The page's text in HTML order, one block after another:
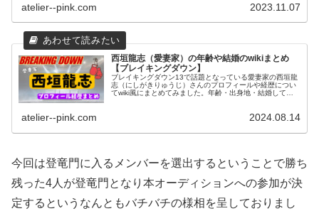
atelier--pink.com 2023.11.07
西垣龍志（愛妻家）の年齢や結婚のwikiまとめ
【ブレイキングダウン】
ブレイキングダウン13で話題となっている愛妻家の西垣龍
志（にしがきりゅうじ）さんのプロフィールや経歴につい
てwiki風にまとめてみました。年齢・出身地・結婚してい
atelier--pink.com 2024.08.14
今回は登竜門に入るメンバーを選出するということで勝ち
残った4人が登竜門となり本オーディションへの参加が決
定するというなんともバチバチの様相を呈しておりまし